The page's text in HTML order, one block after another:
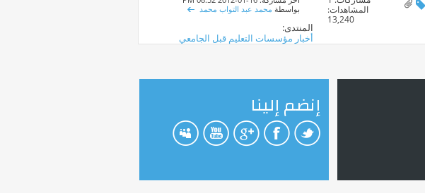
المشاهدات:
13,240
بواسطة محمد عبد التواب محمد
المنتدى:
أخبار مؤسسات التعليم قبل الجامعي
إنضم إلينا